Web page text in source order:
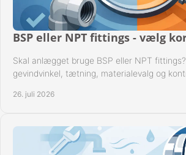
BSP eller NPT fittings - vælg
Skal anlægget bruge BSP eller NPT
gevindvinkel, tætning, materialevalg og
26. juli 2026